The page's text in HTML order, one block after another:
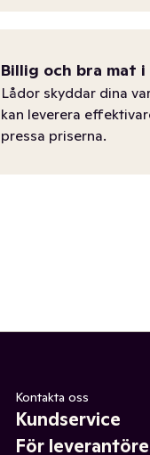
Billig och bra mat i
Lådor skyddar dina
kan leverera
pressa priserna.
Kontakta oss
Kundservice
För